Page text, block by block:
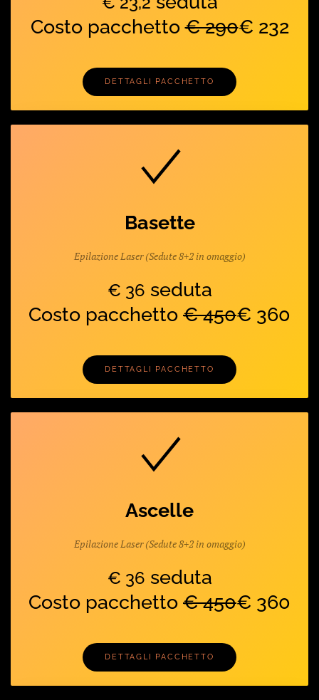
Costo pacchetto€ 290€ 232
DETTAGLI PACCHETTO
Basette
Epilazione Laser (Sedute 8+2 in omaggio)
€ 36 seduta
Costo pacchetto € 450€ 360
DETTAGLI PACCHETTO
Ascelle
Epilazione Laser (Sedute 8+2 in omaggio)
€ 36 seduta
Costo pacchetto € 450€ 360
DETTAGLI PACCHETTO